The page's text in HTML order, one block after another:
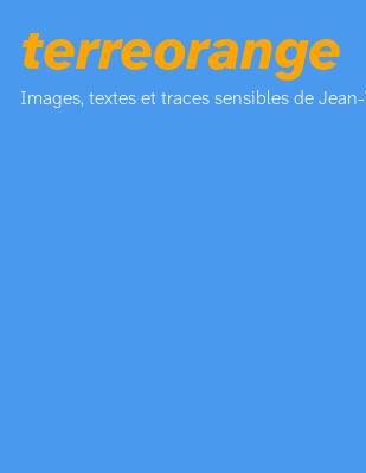
terreorange
Images, textes et traces sensibles de